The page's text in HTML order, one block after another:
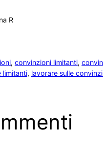
R
, convinzioni limitanti,
limitanti, lavorare sulle